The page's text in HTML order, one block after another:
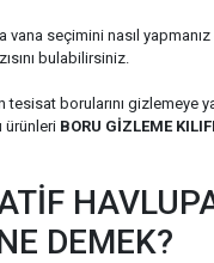
vana seçimini nasıl
bulabilirsiniz.
tesisat borularını gizlemeye
ürünleri BORU GİZLEME
DEMEK?